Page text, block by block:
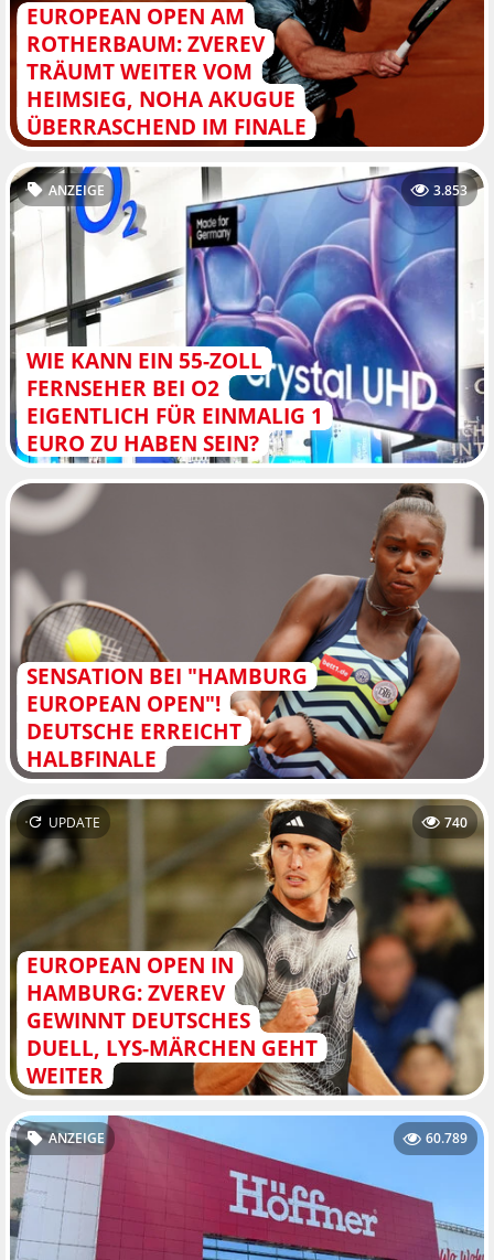
EUROPEAN OPEN AM
ROTHERBAUM: ZVEREV
TRÄUMT WEITER VOM
HEIMSIEG, NOHA AKUGUE
ÜBERRASCHEND IM FINALE
WIE KANN EIN 55-ZOLL
FERNSEHER BEI O2
EIGENTLICH FÜR EINMALIG 1
EURO ZU HABEN SEIN?
ANZEIGE 3.853
SENSATION BEI "HAMBURG
EUROPEAN OPEN"!
DEUTSCHE ERREICHT
HALBFINALE
EUROPEAN OPEN IN
HAMBURG: ZVEREV
GEWINNT DEUTSCHES
DUELL, LYS-MÄRCHEN GEHT
WEITER
UPDATE 740
ANZEIGE 60.789